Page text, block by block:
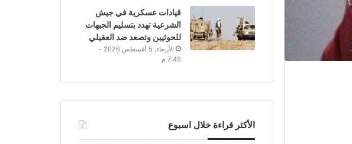
قيادات عسكرية في جيش
الشرعية تهدد بتسليم الجبهات
للحوثيين وتصعد ضد العقيلي
الأربعاء, 5 أغسطس 2026 -
7:45 م
الأكثر قراءة خلال اسبوع